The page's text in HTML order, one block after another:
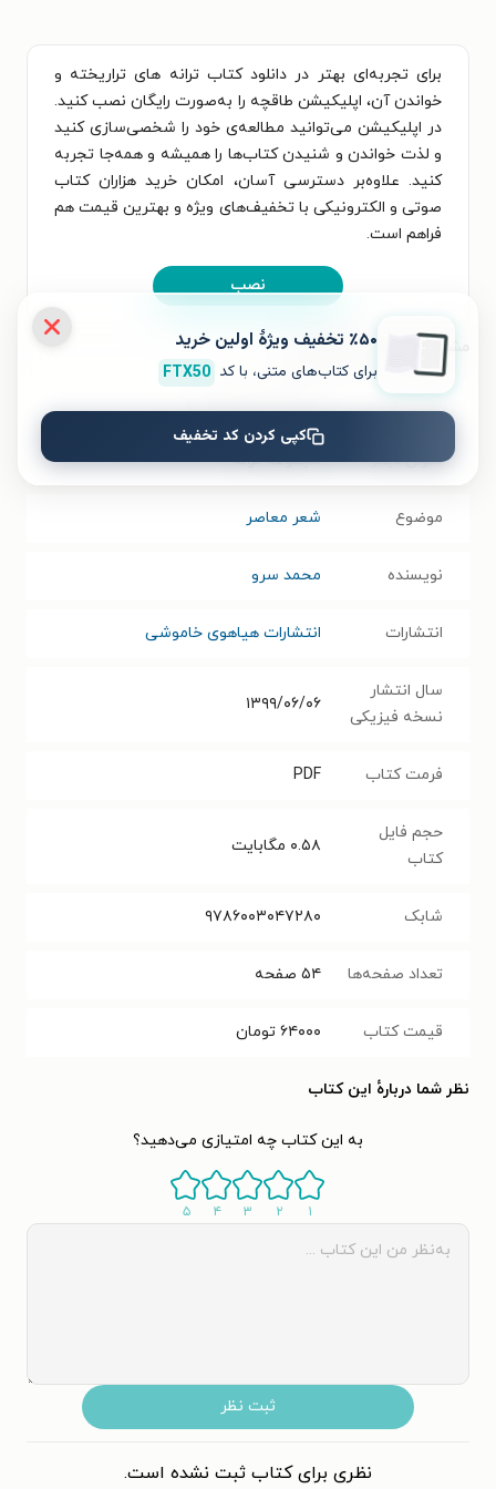
برای تجربه‌ای بهتر در دانلود کتاب ترانه های تراریخته و
خواندن آن، اپلیکیشن طاقچه را به‌صورت رایگان نصب کنید.
در اپلیکیشن می‌توانید مطالعه‌ی خود را شخصی‌سازی کنید
و لذت خواندن و شنیدن کتاب‌ها را همیشه و همه‌جا تجربه
کنید. علاوه‌بر دسترسی آسان، امکان خرید هزاران کتاب
صوتی و الکترونیکی با تخفیف‌های ویژه و بهترین قیمت هم
فراهم است.
نصب
مشخصات کتاب الکترونیکی
عنوان دیگر مجموعه ترانه
موضوع شعر معاصر
نویسنده محمد سرو
انتشارات انتشارات هیاهوی خاموشی
سال انتشار
نسخه فیزیکی
۱۳۹۹/۰۶/۰۶
فرمت کتاب PDF
حجم فایل
کتاب
۰.۵۸ مگابایت
شابک ۹۷۸۶۰۰۳۰۴۷۲۸۰
تعداد صفحه‌ها ۵۴ صفحه
قیمت کتاب ۶۴۰۰۰ تومان
نظر شما دربارهٔ این کتاب
به این کتاب چه امتیازی می‌دهید؟
۱ ۲ ۳ ۴ ۵
ثبت نظر
نظری برای کتاب ثبت نشده است.
٪۵۰ تخفیف ویژۀ اولین خرید
برای کتاب‌های متنی، با کد FTX50
کپی کردن کد تخفیف